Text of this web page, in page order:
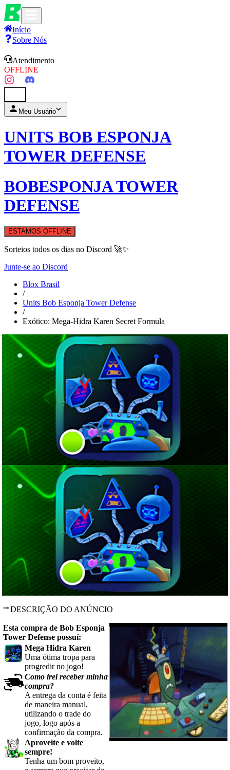
Início
Sobre Nós
Atendimento
OFFLINE
Meu Usuário
UNITS BOB ESPONJA
TOWER DEFENSE
BOBESPONJA TOWER
DEFENSE
ESTAMOS OFFLINE
Sorteios todos os dias no Discord 🚀✨
Junte-se ao Discord
Blox Brasil
/
Units Bob Esponja Tower Defense
/
Exótico: Mega-Hidra Karen Secret Formula
DESCRIÇÃO DO ANÚNCIO
Esta compra de Bob Esponja
Tower Defense possuí:
Mega Hidra Karen
Uma ótima tropa para
progredir no jogo!
Como irei receber minha
compra?
A entrega da conta é feita
de maneira manual,
utilizando o trade do
jogo, logo após a
confirmação da compra.
Aproveite e volte
sempre!
Tenha um bom proveito,